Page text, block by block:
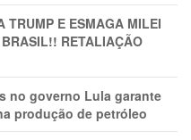
TRUMP E ESMAGA MILEI
RETALIAÇÃO
no governo Lula garante
produção de petróleo